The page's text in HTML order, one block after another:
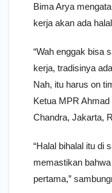
Bima Arya
kerja akan ada
“Wah enggak bisa
kerja, tradisinya
Nah, itu harus on
Ketua MPR
Chandra, Jakarta,
“Halal bihalal itu di
memastikan
pertama,”